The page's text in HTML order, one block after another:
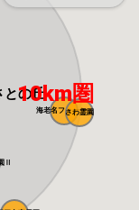
海老名フォーシ...
Ⅱ
さわ霊園
の丘
10km圏